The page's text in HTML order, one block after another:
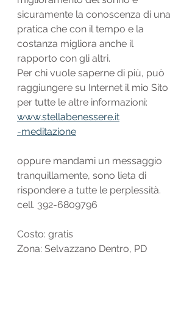
sicuramente la conoscenza di una
pratica che con il tempo e la
costanza migliora anche il
rapporto con gli altri.
Per chi vuole saperne di più, può
raggiungere su Internet il mio Sito
per tutte le altre informazioni:
www.stellabenessere.it
-meditazione
oppure mandami un messaggio
tranquillamente, sono lieta di
rispondere a tutte le perplessità.
cell. 392-6809796
Costo: gratis
Zona: Selvazzano Dentro, PD